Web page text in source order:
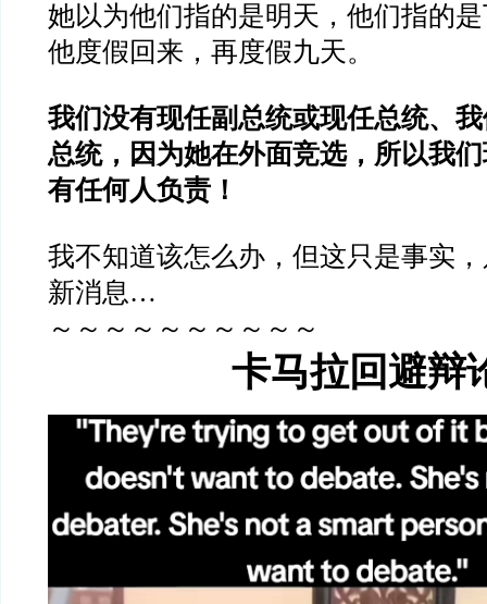
她以为他们指的是明天，他们指的
他度假回来，再度假九天。
我们没有现任副总统或现任总统、
总统，因为她在外面竞选，所以我
有任何人负责！
我不知道该怎么办，但这只是事实
新消息…
～～～～～～～～～～
卡马拉回避辩